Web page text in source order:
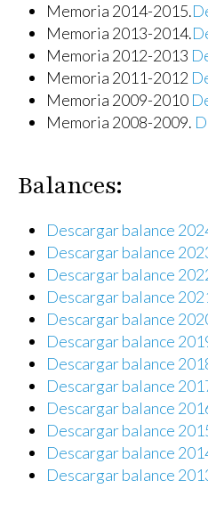
Memoria 2014-2015.
Memoria 2013-2014.
Memoria 2012-2013
Memoria 2011-2012
Memoria 2009-2010
Memoria 2008-2009.
Balances:
Descargar balance
Descargar balance
Descargar balance
Descargar balance
Descargar balance
Descargar balance
Descargar balance
Descargar balance
Descargar balance
Descargar balance
Descargar balance
Descargar balance